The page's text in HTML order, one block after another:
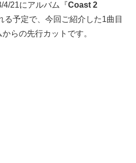
4/21にアルバム『Coast 2
る予定で、今回ご紹介した1曲目
らの先行カットです。